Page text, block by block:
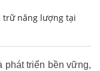
trữ năng lượng tại
phát triển bền vững,